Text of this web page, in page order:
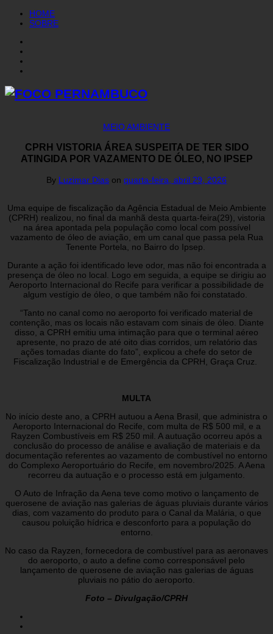
HOME
SOBRE
MEIO AMBIENTE
CPRH VISTORIA ÁREA SUSPEITA DE TER SIDO
ATINGIDA POR VAZAMENTO DE ÓLEO, NO IPSEP
By Luzimar Dias on quarta-feira, abril 29, 2026
Uma equipe de fiscalização da Agência Estadual de Meio Ambiente
(CPRH) realizou, no final da manhã desta quarta-feira(29), vistoria
na área apontada pela população como local com possível
vazamento de óleo de aviação, em um canal que passa pela Rua
Tenente Portela, no Bairro do Ipsep.
Durante a ação foi identificado leve odor, mas não foi encontrada a
presença de óleo no local. Logo em seguida, a equipe se dirigiu ao
Aeroporto Internacional do Recife para verificar a possibilidade de
algum vestígio de óleo, o que também não foi constatado.
“Tanto no canal como no aeroporto foi verificado material de
contenção, mas os locais não estavam com sinais de óleo. Diante
disso, a CPRH emitiu uma intimação para que o terminal aéreo
apresente, no prazo de até oito dias corridos, um relatório das
ações tomadas diante do fato”, explicou a chefe do setor de
Fiscalização Industrial e de Emergência da CPRH, Graça Cruz.
MULTA
No início deste ano, a CPRH autuou a Aena Brasil, que administra o
Aeroporto Internacional do Recife, com multa de R$ 500 mil, e a
Rayzen Combustíveis em R$ 250 mil. A autuação ocorreu após a
conclusão do processo de análise e avaliação de materiais e da
documentação referentes ao vazamento de combustível no entorno
do Complexo Aeroportuário do Recife, em novembro/2025. A Aena
recorreu da autuação e o processo está em julgamento.
O Auto de Infração da Aena teve como motivo o lançamento de
querosene de aviação nas galerias de águas pluviais durante vários
dias, com vazamento do produto para o Canal da Malária, o que
causou poluição hídrica e desconforto para a população do
entorno.
No caso da Rayzen, fornecedora de combustível para as aeronaves
do aeroporto, o auto a define como corresponsável pelo
lançamento de querosene de aviação nas galerias de águas
pluviais no pátio do aeroporto.
Foto – Divulgação/CPRH